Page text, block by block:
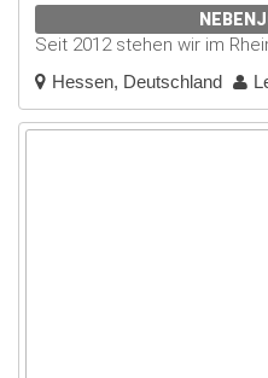
Seit 2012 stehen wir im
Hessen, Deutschland